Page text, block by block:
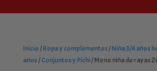
Inicio /Ropa y complementos/Niña 3/4 años
años/Conjuntos y Pichi/ Mono niña de rayas